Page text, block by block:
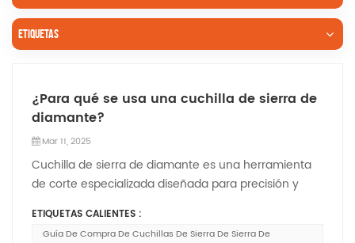
ETIQUETAS
¿Para qué se usa una cuchilla de sierra de
diamante?
Mar 11, 2025
Cuchilla de sierra de diamante es una herramienta
de corte especializada diseñada para precisión y
industrias debido a su capacidad para cortar los
ETIQUETAS CALIENTES :
Guía De Compra De Cuchillas De Sierra De Sierra De